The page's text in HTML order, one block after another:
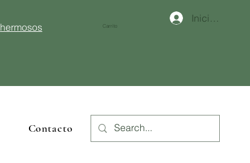
hermosos
Carrito
Iniciar sesión
Contacto